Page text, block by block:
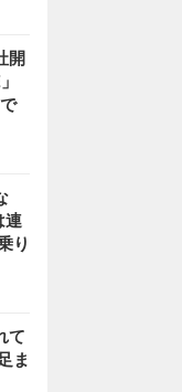
開
連
り
て
ま